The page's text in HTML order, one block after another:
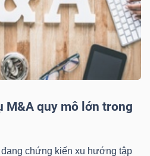
M&A quy mô lớn trong
chứng kiến xu hướng tập